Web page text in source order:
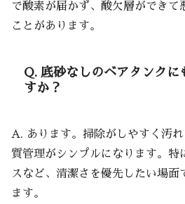
で酸素が届かず、酸欠層ができて
ことがあります。
Q. 底砂なしのベアタンクに
すか？
A. あります。掃除がしやすく汚
質管理がシンプルになります。特
スなど、清潔さを優先したい場面
ます。